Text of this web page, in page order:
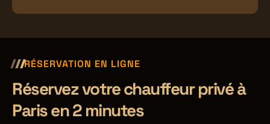
RÉSERVATION EN LIGNE
Réservez votre chauffeur privé à
Paris en 2 minutes